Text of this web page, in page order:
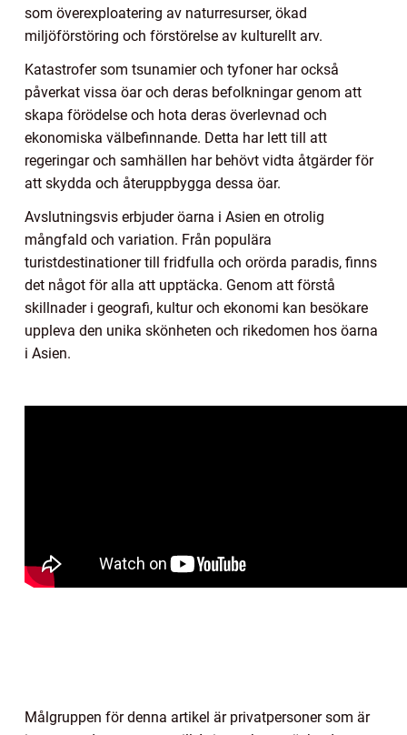
som överexploatering av naturresurser, ökad
miljöförstöring och förstörelse av kulturellt arv.
Katastrofer som tsunamier och tyfoner har också
påverkat vissa öar och deras befolkningar genom att
skapa förödelse och hota deras överlevnad och
ekonomiska välbefinnande. Detta har lett till att
regeringar och samhällen har behövt vidta åtgärder för
att skydda och återuppbygga dessa öar.
Avslutningsvis erbjuder öarna i Asien en otrolig
mångfald och variation. Från populära
turistdestinationer till fridfulla och orörda paradis, finns
det något för alla att upptäcka. Genom att förstå
skillnader i geografi, kultur och ekonomi kan besökare
uppleva den unika skönheten och rikedomen hos öarna
i Asien.
Målgruppen för denna artikel är privatpersoner som är